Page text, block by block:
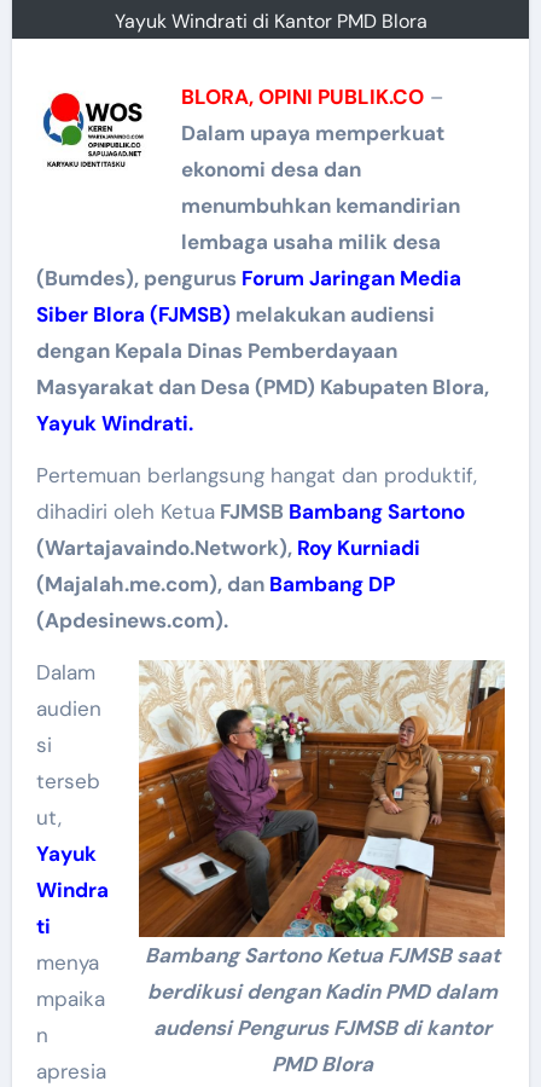
Yayuk Windrati di Kantor PMD Blora
BLORA, OPINI PUBLIK.CO –
Dalam upaya memperkuat
ekonomi desa dan
menumbuhkan kemandirian
lembaga usaha milik desa
(Bumdes), pengurus Forum Jaringan Media
Siber Blora (FJMSB) melakukan audiensi
dengan Kepala Dinas Pemberdayaan
Masyarakat dan Desa (PMD) Kabupaten Blora,
Yayuk Windrati.
Pertemuan berlangsung hangat dan produktif,
dihadiri oleh KetuaFJMSB Bambang Sartono
(Wartajavaindo.Network), Roy Kurniadi
(Majalah.me.com), dan Bambang DP
(Apdesinews.com).
Bambang Sartono Ketua FJMSB saat
berdikusi dengan Kadin PMD dalam
audensi Pengurus FJMSB di kantor
PMD Blora
Dalam
audien
si
terseb
ut,
Yayuk
Windra
ti
menya
mpaika
n
apresia